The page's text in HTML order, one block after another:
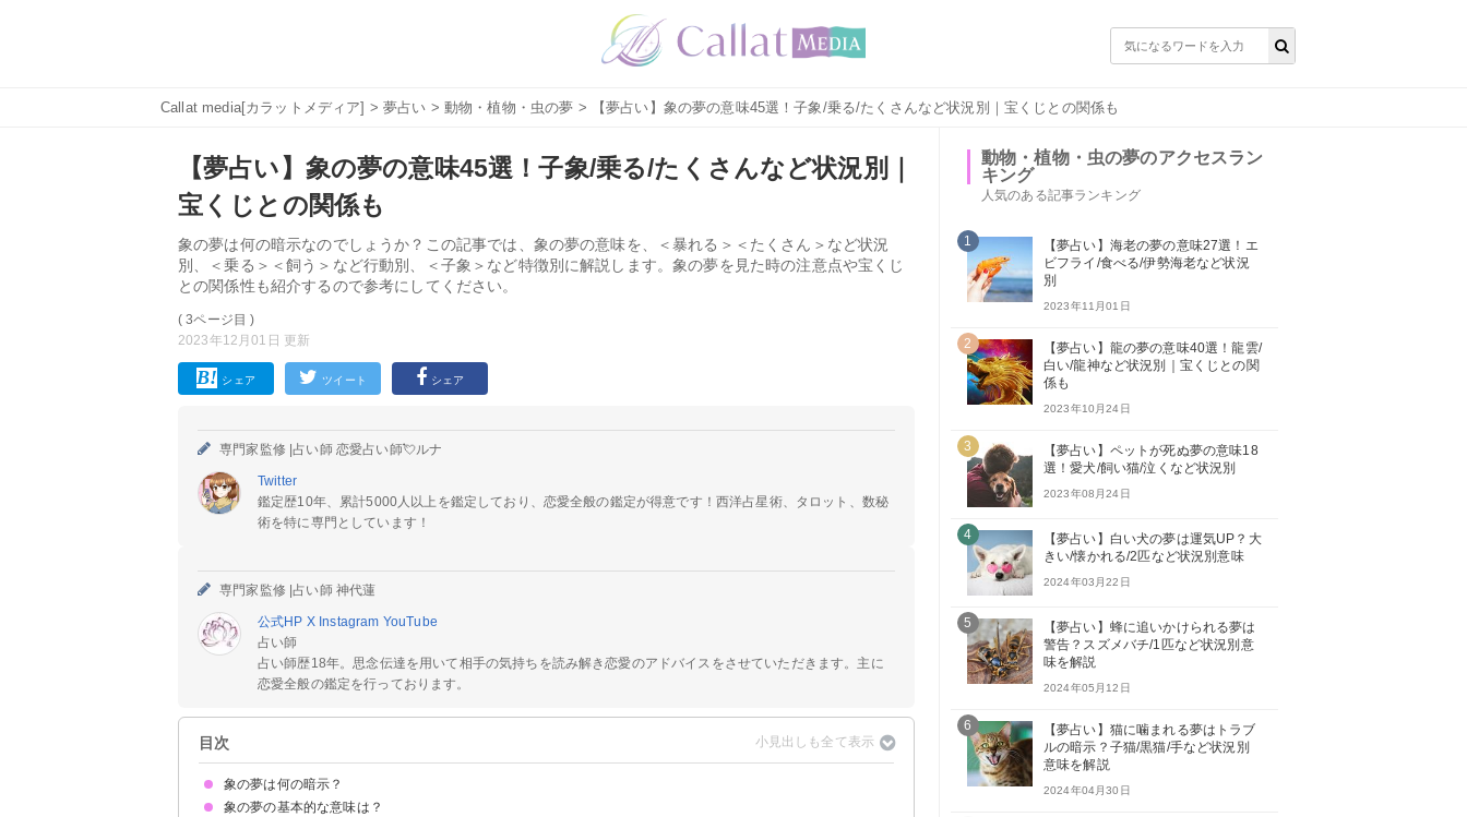
Callat media[カラットメディア] >夢占い > 動物・植物・虫の夢 > 【夢占い】象の夢の意味45選！子象/乗る/たくさんなど状況別｜宝くじとの関係も
【夢占い】象の夢の意味45選！子象/乗る/たくさんなど状況別｜
宝くじとの関係も
象の夢は何の暗示なのでしょうか？この記事では、象の夢の意味を、＜暴れる＞＜たくさん＞など状況
別、＜乗る＞＜飼う＞など行動別、＜子象＞など特徴別に解説します。象の夢を見た時の注意点や宝くじ
との関係性も紹介するので参考にしてください。
( 3ページ目 )
2023年12月01日 更新
シェア ツイート シェア
専門家監修 |占い師 恋愛占い師💘ルナ
Twitter
鑑定歴10年、累計5000人以上を鑑定しており、恋愛全般の鑑定が得意です！西洋占星術、タロット、数秘
術を特に専門としています！
専門家監修 |占い師 神代蓮
公式HP X Instagram YouTube
占い師
占い師歴18年。思念伝達を用いて相手の気持ちを読み解き恋愛のアドバイスをさせていただきます。主に
恋愛全般の鑑定を行っております。
目次
象の夢は何の暗示？
象の夢の基本的な意味は？
動物・植物・虫の夢のアクセスラン
キング
人気のある記事ランキング
1
【夢占い】海老の夢の意味27選！エ
ビフライ/食べる/伊勢海老など状況
別
2023年11月01日
2
【夢占い】龍の夢の意味40選！龍雲/
白い/龍神など状況別｜宝くじとの関
係も
2023年10月24日
3
【夢占い】ペットが死ぬ夢の意味18
選！愛犬/飼い猫/泣くなど状況別
2023年08月24日
4
【夢占い】白い犬の夢は運気UP？大
きい/懐かれる/2匹など状況別意味
2024年03月22日
5
【夢占い】蜂に追いかけられる夢は
警告？スズメバチ/1匹など状況別意
味を解説
2024年05月12日
6
【夢占い】猫に噛まれる夢はトラブ
ルの暗示？子猫/黒猫/手など状況別
意味を解説
2024年04月30日